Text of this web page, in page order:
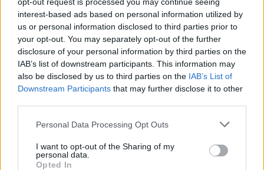
interest-based ads based on personal information utilized by
us or personal information disclosed to third parties prior to
your opt-out. You may separately opt-out of the further
disclosure of your personal information by third parties on the
IAB’s list of downstream participants. This information may
also be disclosed by us to third parties on the IAB’s List of
Downstream Participants that may further disclose it to other
Personal Data Processing Opt Outs
I want to opt-out of the Sharing of my
personal data.
Opted In
2004
Winx Club
2014
Hős6os